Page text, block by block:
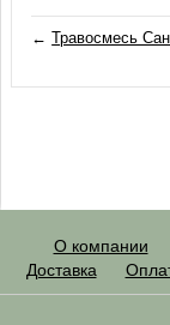
←Травосмесь
О компании
Доставка